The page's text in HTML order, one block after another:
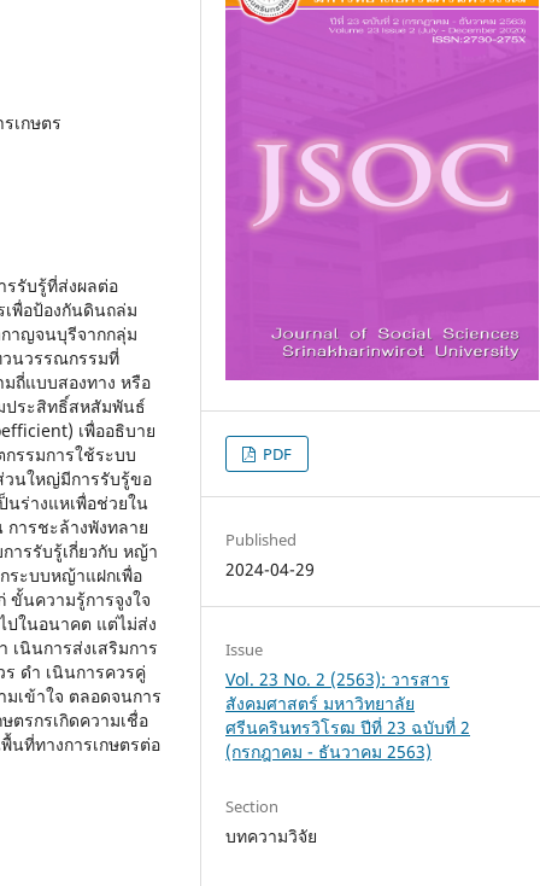
เกษตร
รับรู้ที่ส่งผลต่อ
พื่อป้องกันดินถล่ม
าญจนบุรีจากกลุ่ม
วนวรรณกรรมที่
มถี่แบบสองทาง หรือ
ประสิทธิ์สหสัมพันธ์
เพื่ออธิบาย
รรมการใช้ระบบ
วนใหญ่มีการรับรู้ขอ
ร่างแหเพื่อช่วยใน
การชะล้างพังทลาย
ารรับรู้เกี่ยวกับ หญ้า
ระบบหญ้าแฝกเพื่อ
ขั้นความรู้การจูงใจ
ปในอนาคต แต่ไม่ส่ง
นินการส่งเสริมการ
ดำ เนินการควรคู่
มเข้าใจ ตลอดจนการ
ตรกรเกิดความเชื่อ
ที่ทางการเกษตรต่อ
PDF
Published
2024-04-29
Issue
Vol. 23 No. 2 (2563): วารสาร
สังคมศาสตร์ มหาวิทยาลัย
ศรีนครินทรวิโรฒ ปีที่ 23 ฉบับที่ 2
(กรกฎาคม - ธันวาคม 2563)
Section
บทความวิจัย